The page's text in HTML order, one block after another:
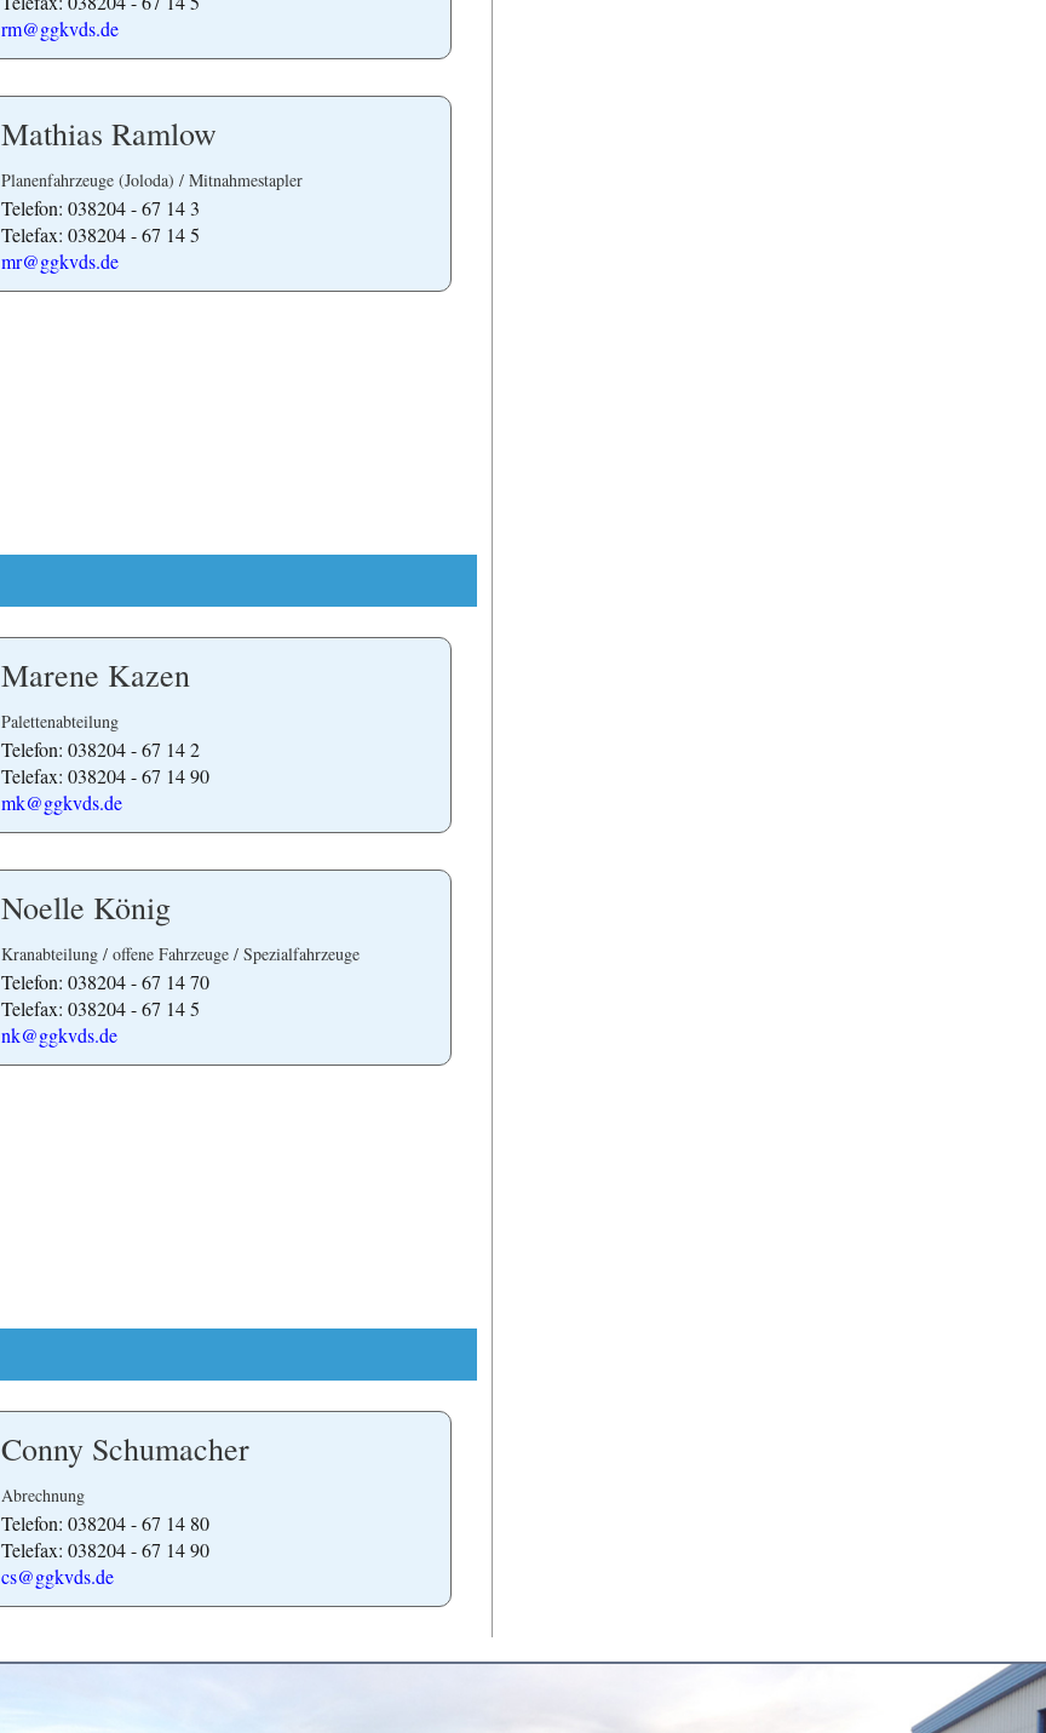
rm@ggkvds.de
Mathias Ramlow
Planenfahrzeuge (Joloda) / Mitnahmestapler
Telefon: 038204 - 67 14 3
Telefax: 038204 - 67 14 5
mr@ggkvds.de
Marene Kazen
Palettenabteilung
Telefon: 038204 - 67 14 2
Telefax: 038204 - 67 14 90
mk@ggkvds.de
Noelle König
Kranabteilung / offene Fahrzeuge / Spezialfahrzeuge
Telefon: 038204 - 67 14 70
Telefax: 038204 - 67 14 5
nk@ggkvds.de
Conny Schumacher
Abrechnung
Telefon: 038204 - 67 14 80
Telefax: 038204 - 67 14 90
cs@ggkvds.de